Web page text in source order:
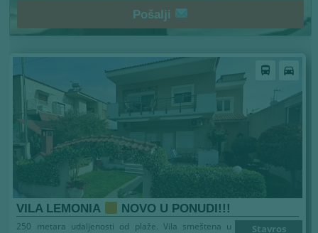
Pošalji
directions_bus directions_car
VILA LEMONIA NOVO U PONUDI!!!
Stavros
250 metara udaljenosti od plaže. Vila smeštena u